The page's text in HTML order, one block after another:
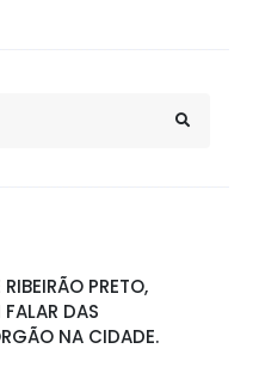
PRETO,
DAS
NA CIDADE.